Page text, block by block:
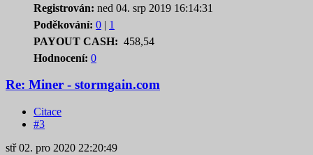
Registrován: ned 04. srp 2019 16:14:31
Poděkování: 0 | 1
PAYOUT CASH: 458,54
Hodnocení: 0
Re: Miner - stormgain.com
Citace
#3
stř 02. pro 2020 22:20:49